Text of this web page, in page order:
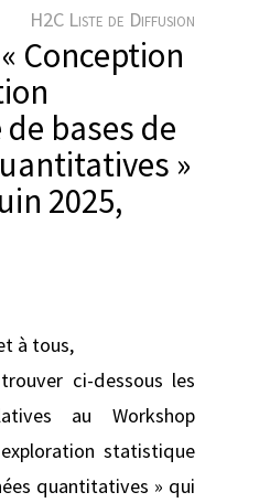
H2C Liste de Diffusion
Conception
bases de
»
2025,
à tous,
ci-dessous les
au Workshop
statistique
quantitatives » qui